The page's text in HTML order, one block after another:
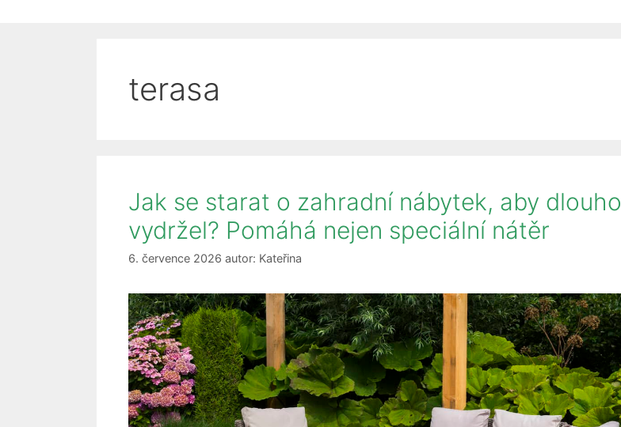
terasa
Jak se starat o zahradní nábytek, aby dlouho
vydržel? Pomáhá nejen speciální nátěr
6. července 2026 autor: Kateřina